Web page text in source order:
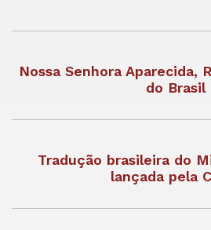
Nossa Senhora Aparecida,
do Brasil
Tradução brasileira do
lançada pela